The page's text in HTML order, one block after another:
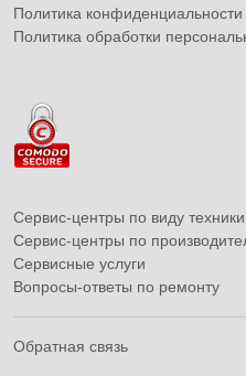
Политика конфиденциальности
Политика обработки
Сервис-центры по виду техники
Сервис-центры по
Сервисные услуги
Вопросы-ответы по ремонту
Обратная связь